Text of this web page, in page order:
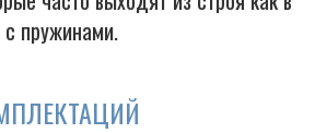
пружинами.